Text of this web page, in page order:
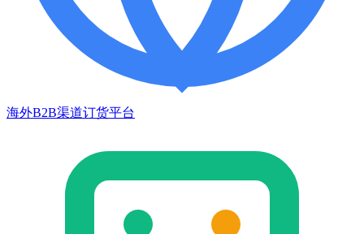
海外B2B渠道订货平台